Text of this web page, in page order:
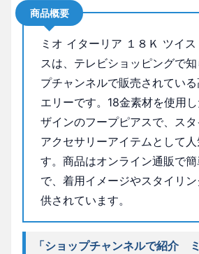
商品概要
ミオ イターリア １８Ｋ ツイ
スは、テレビショッピングで
プチャンネルで販売されてい
エリーです。18金素材を使用
ザインのフープピアスで、ス
アクセサリーアイテムとして人
す。商品はオンライン通販で
で、着用イメージやスタイリ
供されています。
「ショップチャンネルで紹介